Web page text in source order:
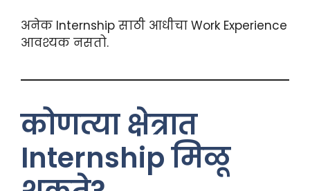
अनेक Internship साठी आधीचा Work Experience
आवश्यक नसतो.
कोणत्या क्षेत्रात
Internship मिळू